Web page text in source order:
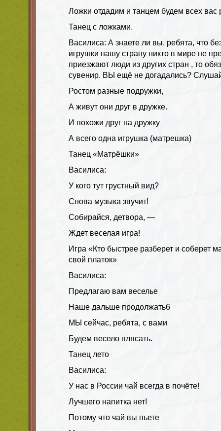
Ложки отдадим и танцем будем всех вас
Танец с ложками.
Василиса: А знаете ли вы, ребята, что
игрушки нашу страну никто в мире не
приезжают люди из других стран , то
сувенир. ВЫ ещё не догадались?
Ростом разные подружки,
А живут они друг в дружке.
И похожи друг на дружку
А всего одна игрушка (матрешка)
Танец «Матрёшки»
Василиса:
У кого тут грустный вид?
Снова музыка звучит!
Собирайся, детвора, —
Ждет веселая игра!
Игра «Кто быстрее разберет и соберет
свой платок»
Василиса:
Предлагаю вам веселье
Наше дальше продолжать6
МЫ сейчас, ребята, с вами
Будем весело плясать.
Танец лето
Василиса:
У нас в России чай всегда в почёте!
Лучшего напитка нет!
Потому что чай вы пьете